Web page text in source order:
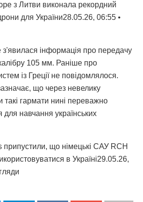
з Литви виконала рекордний
для України28.05.26, 06:55 •
з'явилася інформація про передачу
105 мм. Раніше про
із Греції не повідомлялося.
що через невелику
такі гармати нині переважно
для навчання українських
що німецькі САУ RCH
в Україні29.05.26,